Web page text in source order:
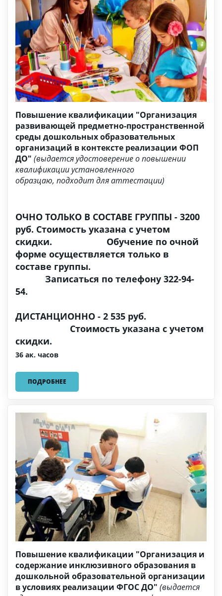
Повышение квалификации "Организация
развивающей предметно-пространственной
среды дошкольных образовательных
организаций в контексте реализации ФОП
ДО" (выдается удостоверение о повышении
квалификации установленного
образцаю, подходит для аттестации)
ОЧНО ТОЛЬКО В СОСТАВЕ ГРУППЫ - 3200
руб. Стоимость указана с учетом
скидки. Обучение по очной
форме осуществляется только в
составе группы.
Записаться по телефону 322-94-
54.
ДИСТАНЦИОННО - 2 535 руб.
Стоимость указана с учетом
скидки.
36 ак. часов
ПОДРОБНЕЕ
Повышение квалификации "Организация и
содержание инклюзивного образования в
дошкольной образовательной организации
в условиях реализации ФГОС ДО" (выдается